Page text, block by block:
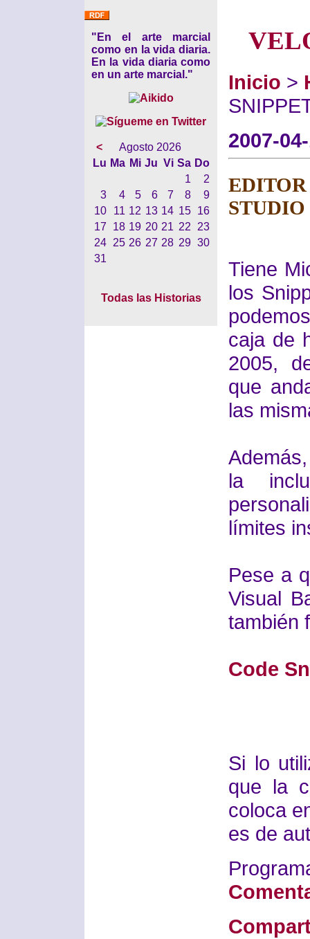
"En el arte marcial
como en la vida diaria.
En la vida diaria como
en un arte marcial."
<
Agosto 2026
Lu Ma Mi Ju Vi Sa Do
1
2
3
4 5 6 7 8
9
10
11 12 13 14 15
16
17
18 19 20 21 22
23
24
25 26 27 28 29 30
31
Todas las Historias
Inicio >
2007-
EDITOR
STUDIO
Tiene
los
caja de
2005,
que
las
la
límites
Pese a
Visual
también
Code
Si lo
que la
coloca
es de